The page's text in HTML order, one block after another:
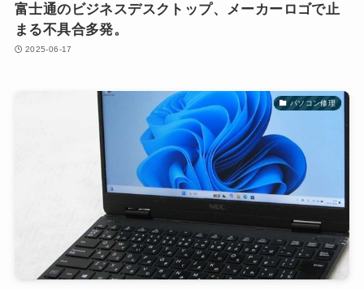
富士通のビジネスデスクトップ、メーカーロゴで止
まる不具合多発。
2025-06-17
パソコン修理